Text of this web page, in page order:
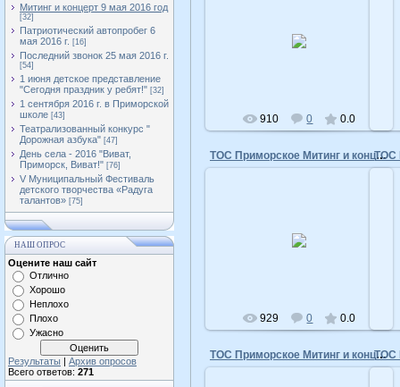
Митинг и концерт 9 мая 2016 год
[32]
Патриотический автопробег 6
мая 2016 г. [16]
Последний звонок 25 мая 2016 г.
[54]
1 июня детское представление
"Сегодня праздник у ребят!" [32]
1 сентября 2016 г. в Приморской
школе [43]
Театрализованный конкурс "
Дорожная азбука" [47]
День села - 2016 "Виват,
Приморск, Виват!" [76]
V Муниципальный Фестиваль
детского творчества «Радуга
талантов» [75]
НАШ ОПРОС
Оцените наш сайт
Отлично
Хорошо
Неплохо
Плохо
Ужасно
Результаты | Архив опросов
Всего ответов: 271
910 0 0.0
ТОС Приморское Митинг и концерт 9 мая 2015 год
929 0 0.0
ТОС Приморское Митинг и концерт 9 мая 2015 год